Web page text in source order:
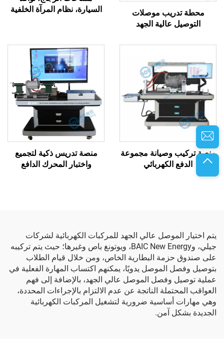
محطة تدريب موصلات
التوصيل عالية الجهد
السيارة، نظام المرآة الخلفية
منصة تركيب وصيانة مجموعة
الدفع الكهربائي
منصة تدريس ذكية لتجميع
واختبار المحرك الدافع
يتم اختيار الموصل عالي الجهد للمركبات الكهربائية لشركات
جيلي، وBAIC New Energy، ويوتونغ باص وغيرها؛ حيث يتم تركيبه
على صندوق حزمة البطارية الخاص، ومن خلال قيام الطلاب
بتوصيل وفصل الموصل يدويًا، يمكنهم اكتساب المهارة الفعلية في
عملية توصيل وفصل الموصل عالي الجهد، بالإضافة إلى فهم
العواقب المحتملة الناتجة عن عدم الالتزام بالإجراءات المحددة،
وهي مهارات أساسية ضرورية لتشغيل المركبات الكهربائية
الجديدة بشكل آمن.